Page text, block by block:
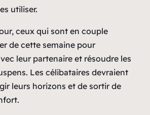
utiliser.
ceux qui sont en couple
de cette semaine pour
leur partenaire et résoudre les
Les célibataires devraient
leurs horizons et de sortir de